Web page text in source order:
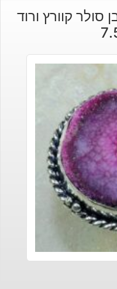
קוורץ ורוד